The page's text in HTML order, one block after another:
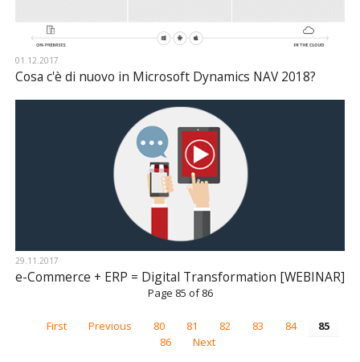
01.12.2017
Cosa c'è di nuovo in Microsoft Dynamics NAV 2018?
29.11.2017
e-Commerce + ERP = Digital Transformation [WEBINAR]
Page 85 of 86
First Previous 80 81 82 83 84
85
86
Next